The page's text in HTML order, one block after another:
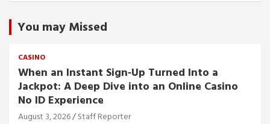
You may Missed
CASINO
When an Instant Sign‑Up Turned Into a
Jackpot: A Deep Dive into an Online Casino
No ID Experience
August 3, 2026 Staff Reporter